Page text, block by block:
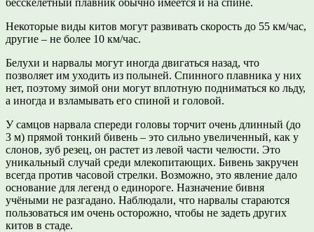
бесскелетный плавник обычно имеется и на спине.
Некоторые виды китов могут развивать скорость до 55 км/час,
другие – не более 10 км/час.
Белухи и нарвалы могут иногда двигаться назад, что
позволяет им уходить из полыней. Спинного плавника у них
нет, поэтому зимой они могут вплотную подниматься ко льду,
а иногда и взламывать его спиной и головой.
У самцов нарвала спереди головы торчит очень длинный (до
3 м) прямой тонкий бивень – это сильно увеличенный, как у
слонов, зуб резец, он растет из левой части челюсти. Это
уникальный случай среди млекопитающих. Бивень закручен
всегда против часовой стрелки. Возможно, это явление дало
основание для легенд о единороге. Назначение бивня
учёными не разгадано. Наблюдали, что нарвалы стараются
пользоваться им очень осторожно, чтобы не задеть других
китов в стаде.